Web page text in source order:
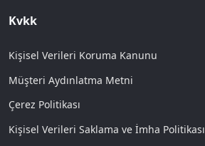
Kvkk
Kişisel Verileri Koruma Kanunu
Müşteri Aydınlatma Metni
Çerez Politikası
Kişisel Verileri Saklama ve İmha Politikası